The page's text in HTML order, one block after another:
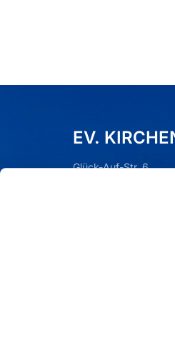
EV.
Glück-Auf-Str. 6
gla-kg-